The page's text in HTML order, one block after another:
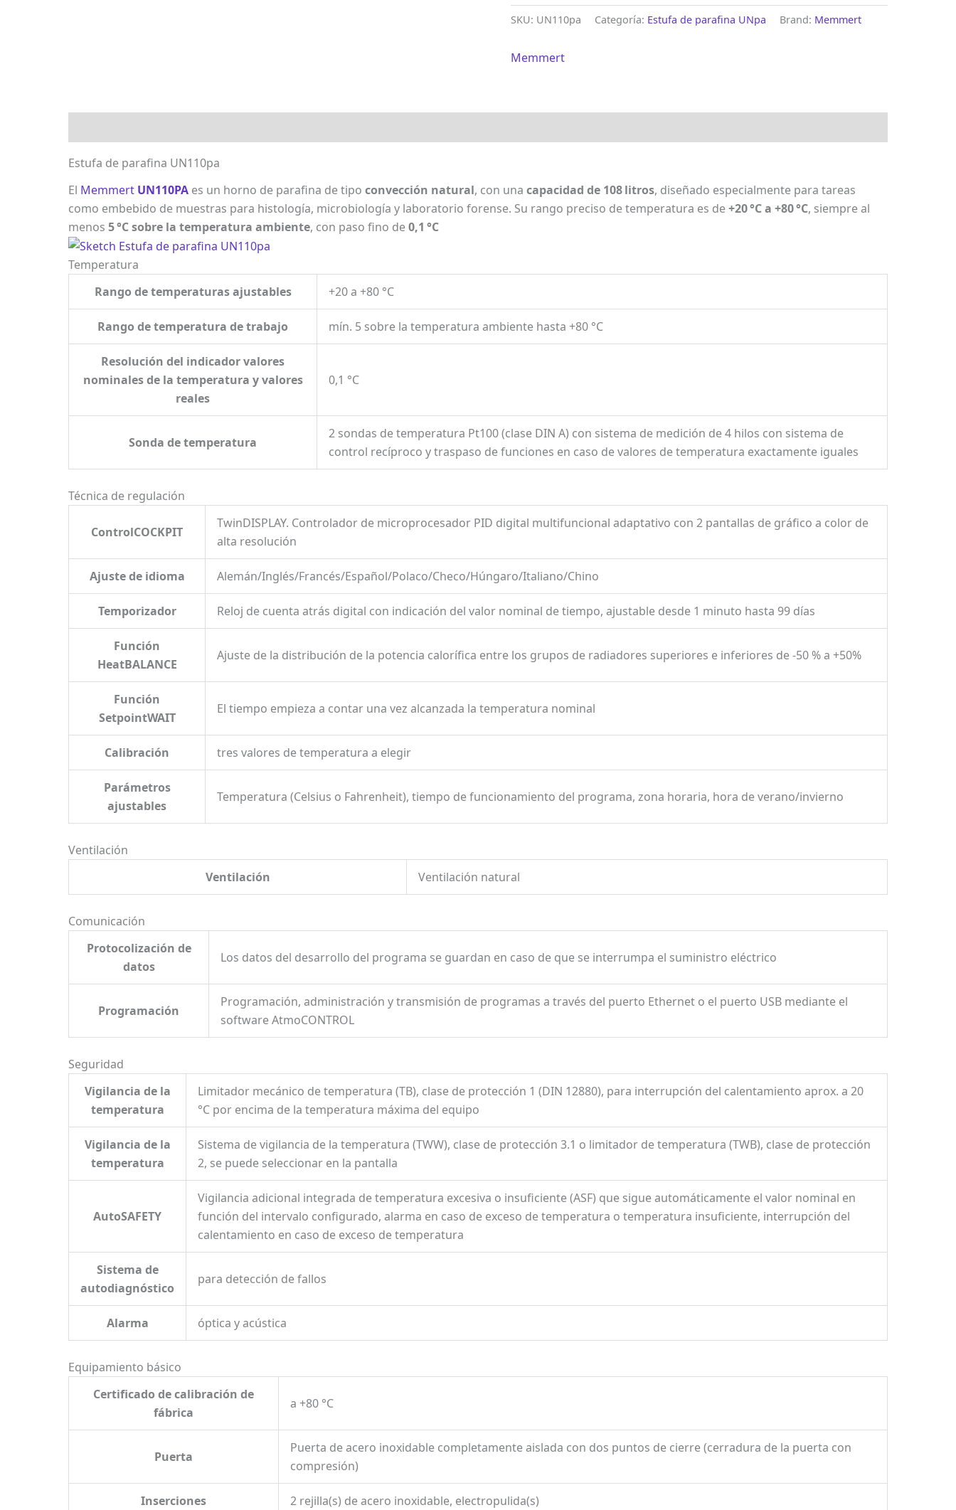
SKU: UN110pa Categoría: Estufa de parafina UNpa Brand: Memmert
Memmert
Estufa de parafina UN110pa
El Memmert UN110PA es un horno de parafina de tipo convección natural, con una capacidad de 108 litros, diseñado especialmente para tareas
como embebido de muestras para histología, microbiología y laboratorio forense. Su rango preciso de temperatura es de+20 °C a +80 °C, siempre al
menos 5 °C sobre la temperatura ambiente, con paso fino de0,1 °C
Temperatura
Rango de temperaturas ajustables
+20 a +80 °C
Rango de temperatura de trabajo mín. 5 sobre la temperatura ambiente hasta +80 °C
Resolución del indicador valores
nominales de la temperatura y valores
reales
0,1 °C
Sonda de temperatura
2 sondas de temperatura Pt100 (clase DIN A) con sistema de medición de 4 hilos con sistema de
control recíproco y traspaso de funciones en caso de valores de temperatura exactamente iguales
Técnica de regulación
ControlCOCKPIT
TwinDISPLAY. Controlador de microprocesador PID digital multifuncional adaptativo con 2 pantallas de gráfico a color de
alta resolución
Ajuste de idioma Alemán/Inglés/Francés/Español/Polaco/Checo/Húngaro/Italiano/Chino
Temporizador Reloj de cuenta atrás digital con indicación del valor nominal de tiempo, ajustable desde 1 minuto hasta 99 días
Función
HeatBALANCE
Ajuste de la distribución de la potencia calorífica entre los grupos de radiadores superiores e inferiores de -50 % a +50%
Función
SetpointWAIT
El tiempo empieza a contar una vez alcanzada la temperatura nominal
Calibración tres valores de temperatura a elegir
Parámetros
ajustables
Temperatura (Celsius o Fahrenheit), tiempo de funcionamiento del programa, zona horaria, hora de verano/invierno
Ventilación
Ventilación
Ventilación natural
Comunicación
Protocolización de
datos
Los datos del desarrollo del programa se guardan en caso de que se interrumpa el suministro eléctrico
Programación
Programación, administración y transmisión de programas a través del puerto Ethernet o el puerto USB mediante el
software AtmoCONTROL
Seguridad
Vigilancia de la
temperatura
Limitador mecánico de temperatura (TB), clase de protección 1 (DIN 12880), para interrupción del calentamiento aprox. a 20
°C por encima de la temperatura máxima del equipo
Vigilancia de la
temperatura
Sistema de vigilancia de la temperatura (TWW), clase de protección 3.1 o limitador de temperatura (TWB), clase de protección
2, se puede seleccionar en la pantalla
AutoSAFETY
Vigilancia adicional integrada de temperatura excesiva o insuficiente (ASF) que sigue automáticamente el valor nominal en
función del intervalo configurado, alarma en caso de exceso de temperatura o temperatura insuficiente, interrupción del
calentamiento en caso de exceso de temperatura
Sistema de
autodiagnóstico
para detección de fallos
Alarma óptica y acústica
Equipamiento básico
Certificado de calibración de
fábrica
a +80 °C
Puerta
Puerta de acero inoxidable completamente aislada con dos puntos de cierre (cerradura de la puerta con
compresión)
Inserciones 2 rejilla(s) de acero inoxidable, electropulida(s)